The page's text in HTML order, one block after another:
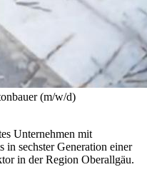
(m/w/d)
Unternehmen mit
in sechster Generation einer
in der Region Oberallgäu.